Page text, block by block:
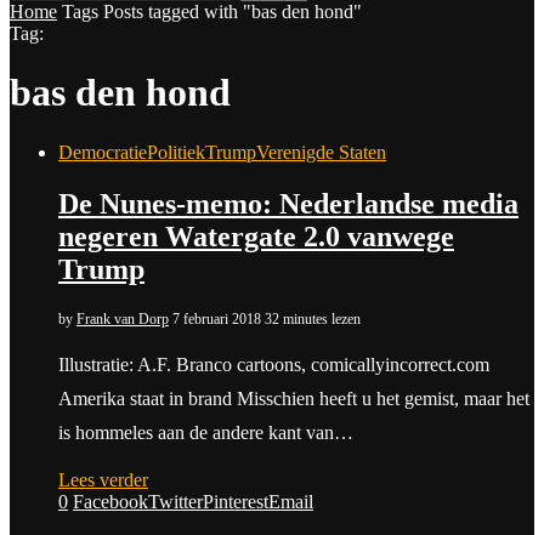
Home Tags Posts tagged with "bas den hond"
Tag:
bas den hond
DemocratiePolitiekTrumpVerenigde Staten
De Nunes-memo: Nederlandse media
negeren Watergate 2.0 vanwege
Trump
by Frank van Dorp 7 februari 2018 32 minutes lezen
Illustratie: A.F. Branco cartoons, comicallyincorrect.com
Amerika staat in brand Misschien heeft u het gemist, maar het
is hommeles aan de andere kant van…
Lees verder
0 FacebookTwitterPinterestEmail